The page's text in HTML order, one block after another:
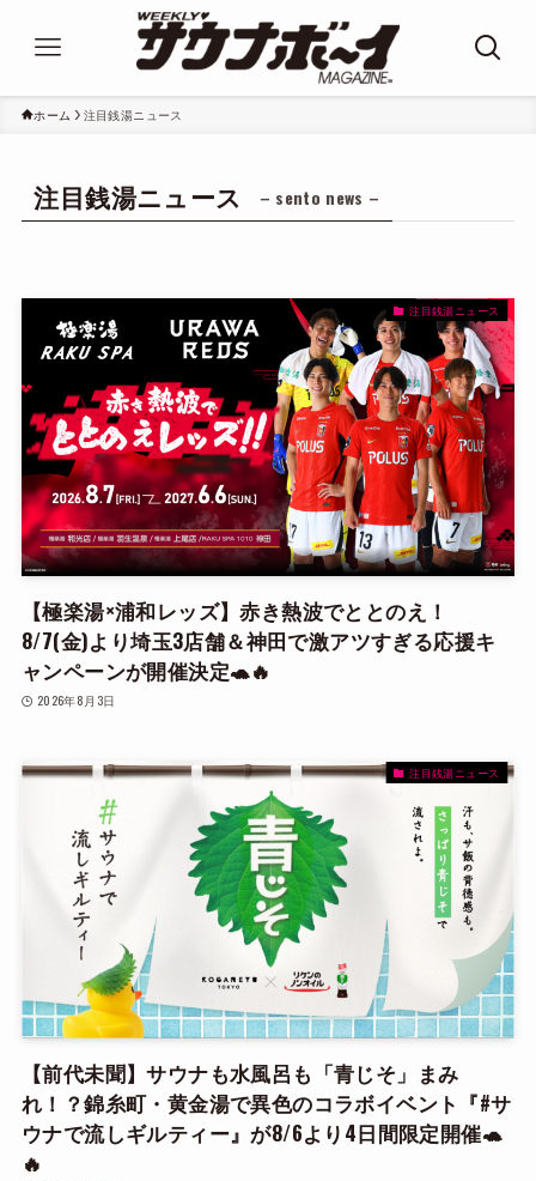
ホーム 注目銭湯ニュース
注目銭湯ニュース – sento news –
注目銭湯ニュース
【極楽湯×浦和レッズ】赤き熱波でととのえ！
8/7(金)より埼玉3店舗＆神田で激アツすぎる応援キ
ャンペーンが開催決定🐢🔥
2026年8月3日
注目銭湯ニュース
【前代未聞】サウナも水風呂も「青じそ」まみ
れ！？錦糸町・黄金湯で異色のコラボイベント『#サ
ウナで流しギルティー』が8/6より4日間限定開催🐢
🔥